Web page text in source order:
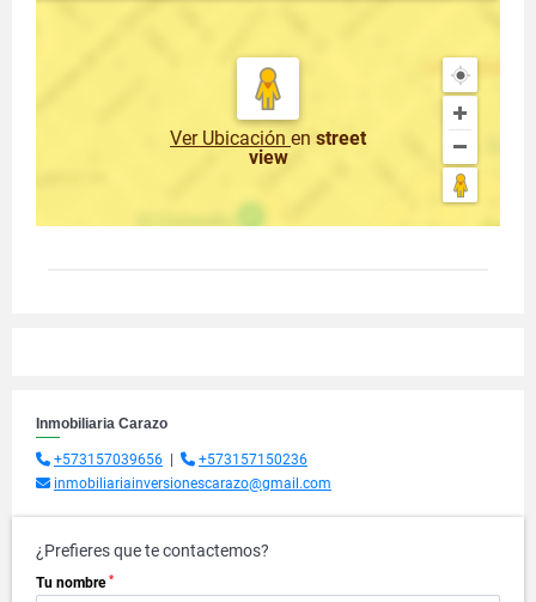
Ver Ubicación en street
view
Inmobiliaria Carazo
+573157039656
+573157150236
inmobiliariainversionescarazo@gmail.com
¿Prefieres que te contactemos?
Tu nombre *